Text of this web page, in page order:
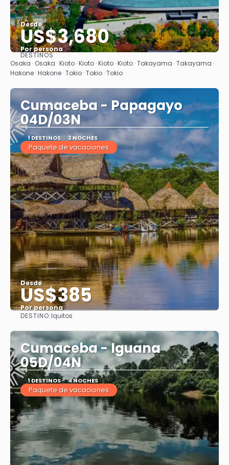
Desde
US$3,680
Por persona
Ver
DESTINOS
Osaka · Osaka · Kioto · Kioto · Kioto · Kioto · Takayama · Takayama ·
Hakone · Hakone · Tokio · Tokio · Tokio
Cumaceba - Papagayo
04D/03N
1 DESTINOS 3 NOCHES
Paquete de vacaciones
Desde
US$385
Por persona
DESTINO:Iquitos
Cumaceba - Iguana
05D/04N
1 DESTINOS 4 NOCHES
Paquete de vacaciones